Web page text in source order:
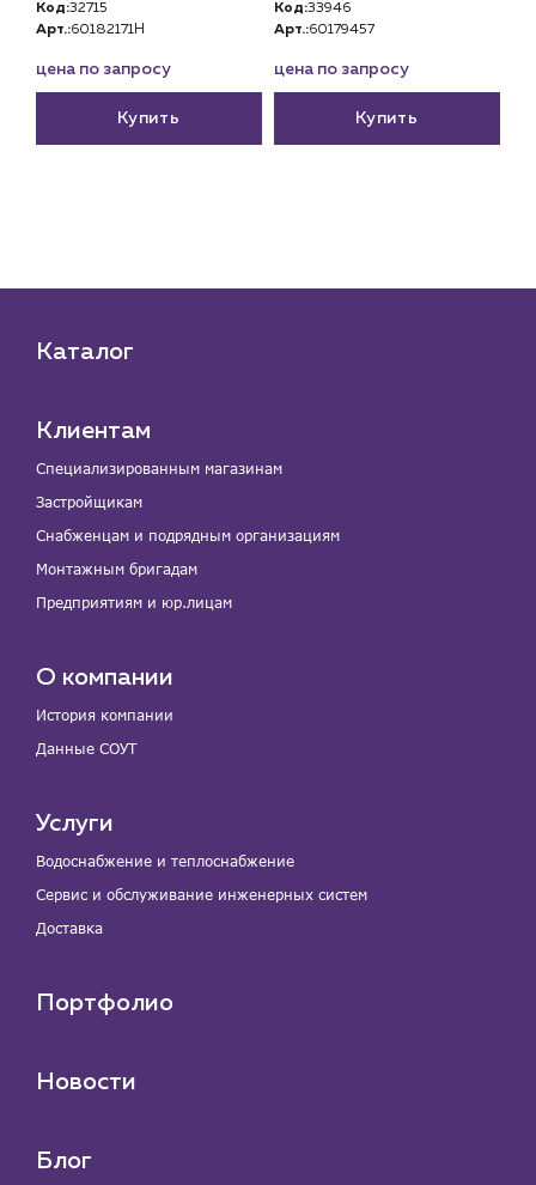
Код:32715
Арт.:60182171H
цена по запросу
Купить
Код:33946
Арт.:60179457
цена по запросу
Купить
Каталог
Клиентам
Специализированным магазинам
Застройщикам
Снабженцам и подрядным организациям
Монтажным бригадам
Предприятиям и юр.лицам
О компании
История компании
Данные СОУТ
Услуги
Водоснабжение и теплоснабжение
Сервис и обслуживание инженерных систем
Доставка
Портфолио
Новости
Блог